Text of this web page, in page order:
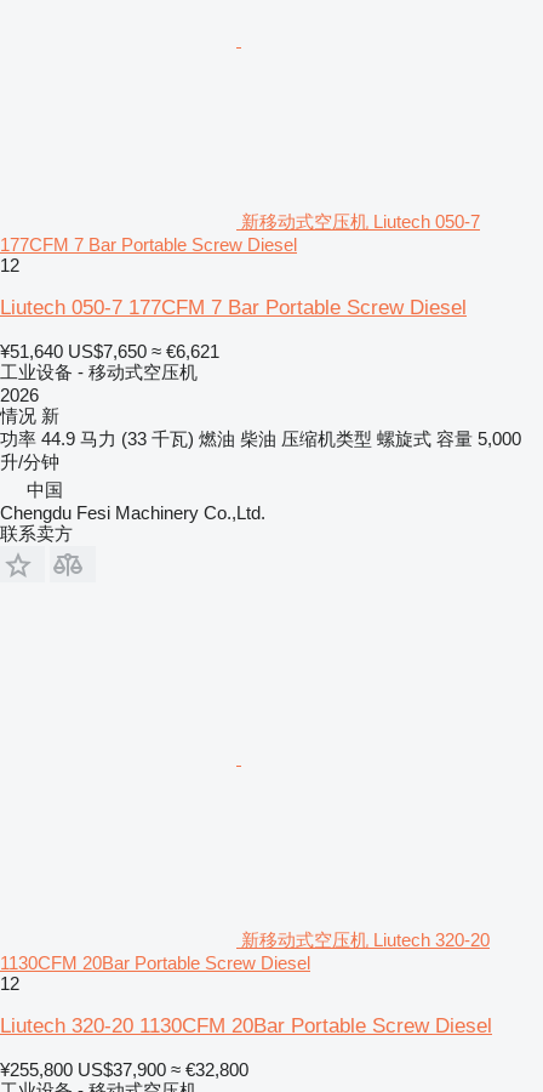
新移动式空压机 Liutech 050-7
177CFM 7 Bar Portable Screw Diesel
12
Liutech 050-7 177CFM 7 Bar Portable Screw Diesel
¥51,640 US$7,650 ≈ €6,621
工业设备 - 移动式空压机
2026
情况 新
功率 44.9 马力 (33 千瓦) 燃油 柴油 压缩机类型 螺旋式 容量 5,000
升/分钟
中国
Chengdu Fesi Machinery Co.,Ltd.
联系卖方
新移动式空压机 Liutech 320-20
1130CFM 20Bar Portable Screw Diesel
12
Liutech 320-20 1130CFM 20Bar Portable Screw Diesel
¥255,800 US$37,900 ≈ €32,800